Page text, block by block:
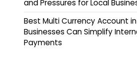
and Pressures for Local
Best Multi Currency Account
Businesses Can Simplify
Payments